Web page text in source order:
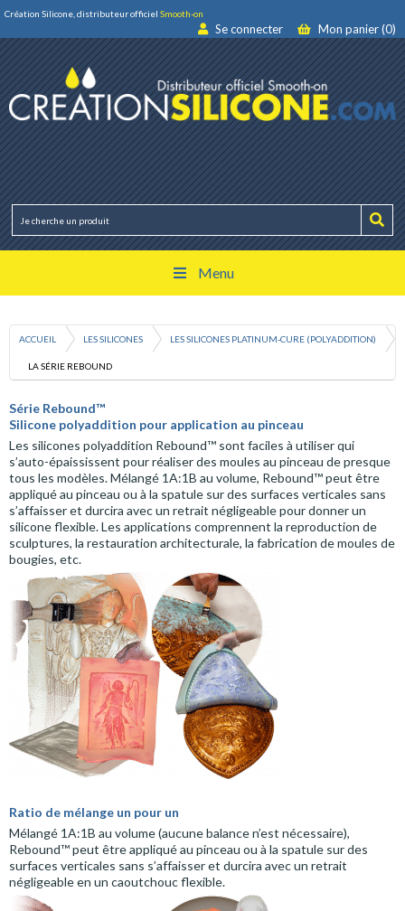
Création Silicone, distributeur officiel Smooth-on
Se connecter Mon panier (0)
Menu
ACCUEIL LES SILICONES LES SILICONES PLATINUM-CURE (POLYADDITION)
LA SÉRIE REBOUND
Série Rebound™
Silicone polyaddition pour application au pinceau
Les silicones polyaddition Rebound™ sont faciles à utiliser qui
s’auto-épaississent pour réaliser des moules au pinceau de presque
tous les modèles. Mélangé 1A:1B au volume, Rebound™ peut être
appliqué au pinceau ou à la spatule sur des surfaces verticales sans
s’affaisser et durcira avec un retrait négligeable pour donner un
silicone flexible. Les applications comprennent la reproduction de
sculptures, la restauration architecturale, la fabrication de moules de
bougies, etc.
Ratio de mélange un pour un
Mélangé 1A:1B au volume (aucune balance n’est nécessaire),
Rebound™ peut être appliqué au pinceau ou à la spatule sur des
surfaces verticales sans s’affaisser et durcira avec un retrait
négligeable en un caoutchouc flexible.